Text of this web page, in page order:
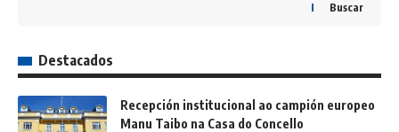
Buscar
Destacados
Recepción institucional ao campión europeo
Manu Taibo na Casa do Concello